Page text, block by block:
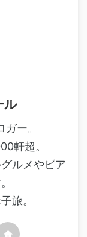
ル
ー。
軒超。
ルメやビア
旅。